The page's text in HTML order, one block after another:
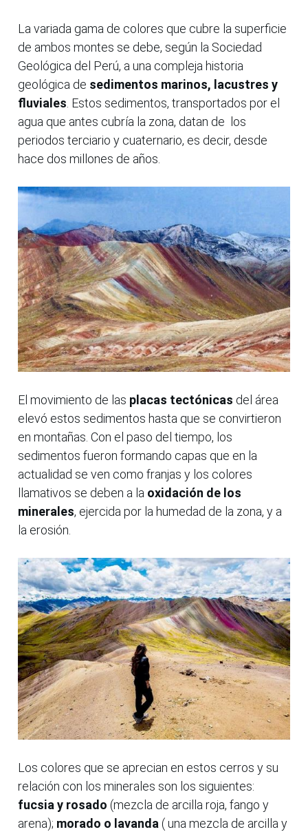
La variada gama de colores que cubre la superficie
de ambos montes se debe, según la Sociedad
Geológica del Perú, a una compleja historia
geológica de sedimentos marinos, lacustres y
fluviales . Estos sedimentos, transportados por el
agua que antes cubría la zona, datan de los
periodos terciario y cuaternario, es decir, desde
hace dos millones de años.
El movimiento de las placas tectónicas del área
elevó estos sedimentos hasta que se convirtieron
en montañas. Con el paso del tiempo, los
sedimentos fueron formando capas que en la
actualidad se ven como franjas y los colores
llamativos se deben a la oxidación de los
minerales, ejercida por la humedad de la zona, y a
la erosión.
Los colores que se aprecian en estos cerros y su
relación con los minerales son los siguientes:
fucsia y rosado (mezcla de arcilla roja, fango y
arena); morado o lavanda ( una mezcla de arcilla y